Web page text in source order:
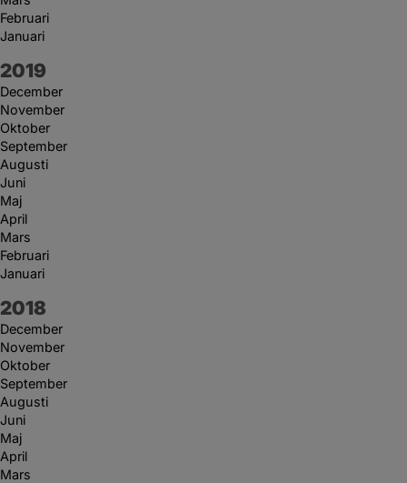
Februari
Januari
År:
2019
December
November
Oktober
September
Augusti
Juni
Maj
April
Mars
Februari
Januari
År:
2018
December
November
Oktober
September
Augusti
Juni
Maj
April
Mars